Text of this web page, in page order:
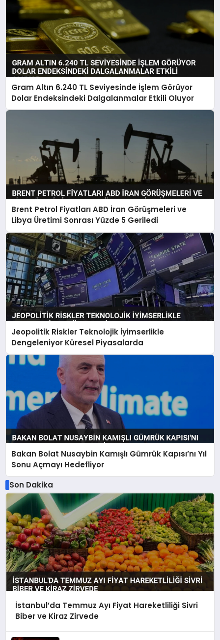
Gram Altın 6.240 TL Seviyesinde İşlem Görüyor
Dolar Endeksindeki Dalgalanmalar Etkili Oluyor
Brent Petrol Fiyatları ABD İran Görüşmeleri ve
Libya Üretimi Sonrası Yüzde 5 Geriledi
Jeopolitik Riskler Teknolojik İyimserlikle
Dengeleniyor Küresel Piyasalarda
Bakan Bolat Nusaybin Kamışlı Gümrük Kapısı’nı Yıl
Sonu Açmayı Hedefliyor
Son Dakika
İstanbul’da Temmuz Ayı Fiyat Hareketliliği Sivri
Biber ve Kiraz Zirvede